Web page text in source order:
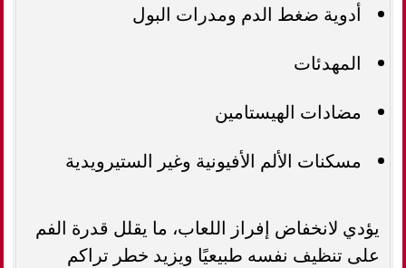
أدوية ضغط الدم ومدرات البول
المهدئات
مضادات الهيستامين
مسكنات الألم الأفيونية وغير الستيرويدية
يؤدي لانخفاض إفراز اللعاب، ما يقلل قدرة الفم
على تنظيف نفسه طبيعيًا ويزيد خطر تراكم